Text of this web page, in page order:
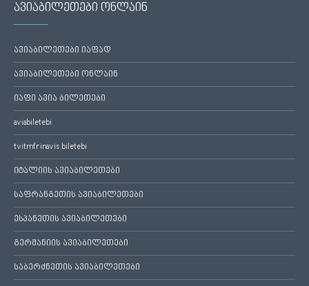
ავიაბილეთები ონლაინ
ავიაბილეთები იაფად
ავიაბილეთები ონლაინ
იაფი ავია ბილეთები
aviabiletebi
tvitmfrinavis biletebi
იტალიის ავიაბილეთები
საფრანგეთის ავიაბილეთები
ესპანეთის ავიაბილეთები
გერმანიის ავიაბილეთები
საბერძნეთის ავიაბილეთები